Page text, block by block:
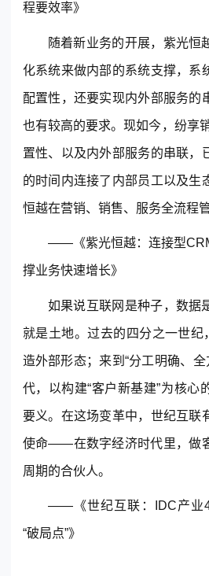
程要效率》
随着新业务的开展，紫光恒
化系统来做内部的系统支撑，系
配置性，还要实现内外部服务的
也有较高的要求。现如今，纷享
置性、以及内外部服务的串联，
的时间内连接了内部员工以及生
恒越在营销、销售、服务全流程管
——《紫光恒越：连接型
撑业务快速增长》
如果说互联网是种子，数据
就是土地。过去的四分之一世纪
造外部形态；来到“分工明确、
代，以构建“客户新基建”为核心
要义。在这场变革中，世纪互联
使命——在数字经济时代里，做
周期的合伙人。
——《世纪互联：IDC产业
“破局点”》